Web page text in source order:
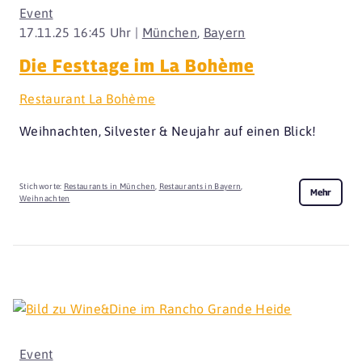
17.11.25 16:45 Uhr | München, Bayern
Event
Die Festtage im La Bohème
Restaurant La Bohème
Weihnachten, Silvester & Neujahr auf einen Blick!
Stichworte: Restaurants in München, Restaurants in Bayern,
Weihnachten
Mehr
Event